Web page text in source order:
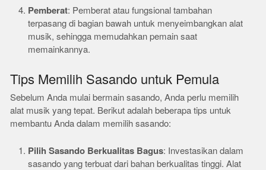
Pemberat: Pemberat atau fungsional tambahan
terpasang di bagian bawah untuk menyeimbangkan alat
musik, sehingga memudahkan pemain saat
memainkannya.
Tips Memilih Sasando untuk Pemula
Sebelum Anda mulai bermain sasando, Anda perlu memilih
alat musik yang tepat. Berikut adalah beberapa tips untuk
membantu Anda dalam memilih sasando:
Pilih Sasando Berkualitas Bagus: Investasikan dalam
sasando yang terbuat dari bahan berkualitas tinggi. Alat